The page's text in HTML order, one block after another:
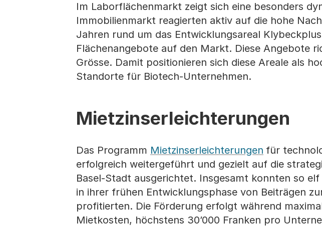
Im Laborflächenmarkt zeigt sich eine besonders
Immobilienmarkt reagierten aktiv auf die hohe
Jahren rund um das Entwicklungsareal
Flächenangebote auf den Markt. Diese Angebote
Grösse. Damit positionieren sich diese Areale als
Standorte für Biotech-Unternehmen.
Mietzinserleichterungen
Das Programm Mietzinserleichterungen für
erfolgreich weitergeführt und gezielt auf die
Basel-Stadt ausgerichtet. Insgesamt konnten so
in ihrer frühen Entwicklungsphase von Beiträgen
profitierten. Die Förderung erfolgt während
Mietkosten, höchstens 30’000 Franken pro